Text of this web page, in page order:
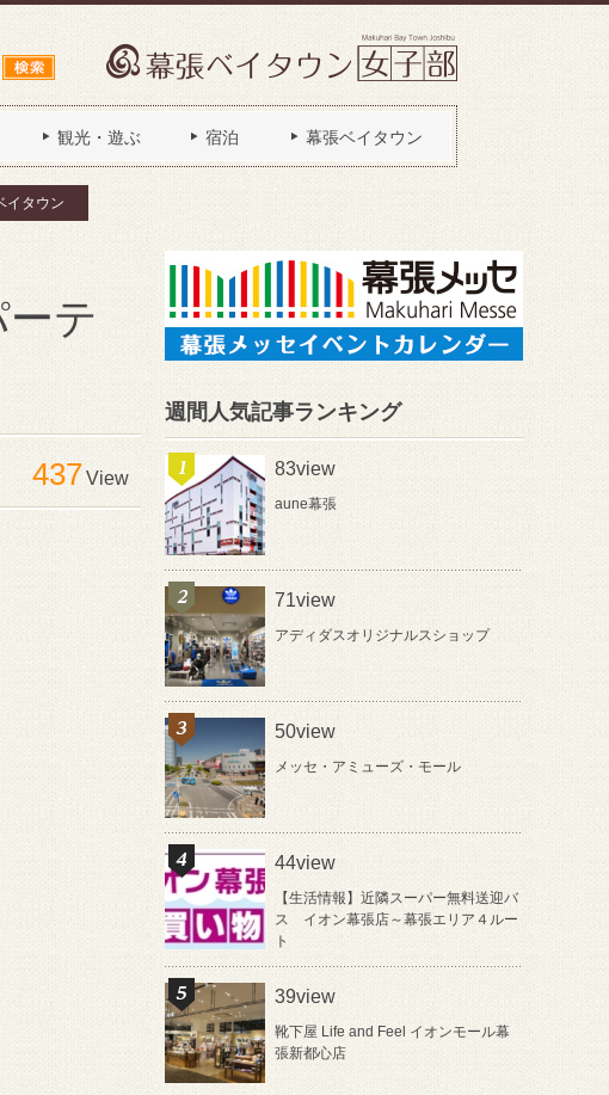
観光・遊ぶ 宿泊 幕張ベイタウン
イタウン
テ
437View
週間人気記事ランキング
83view
aune幕張
71view
アディダスオリジナルスショップ
50view
メッセ・アミューズ・モール
44view
【生活情報】近隣スーパー無料送迎バ
ス イオン幕張店～幕張エリア４ルー
ト
39view
靴下屋 Life and Feel イオンモール幕
張新都心店